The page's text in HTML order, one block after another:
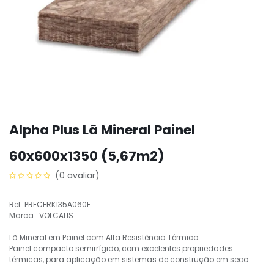
Alpha Plus Lã Mineral Painel
60x600x1350 (5,67m2)
(0 avaliar)
Ref :PRECERK135A060F
Marca : VOLCALIS
Lã Mineral em Painel com Alta Resistência Térmica
Painel compacto semirrígido, com excelentes propriedades
térmicas, para aplicação em sistemas de construção em seco.